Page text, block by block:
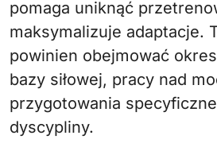
pomaga uniknąć
maksymalizuje adaptacje.
powinien obejmować
bazy siłowej, pracy nad
przygotowania
dyscypliny.